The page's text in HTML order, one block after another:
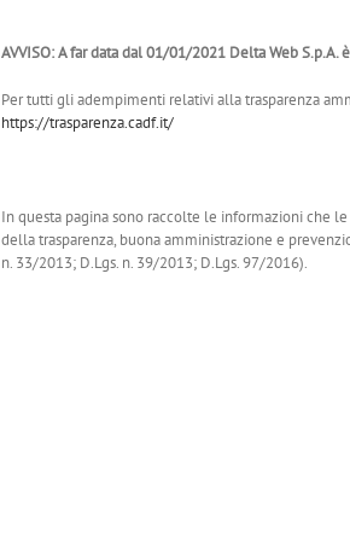
AVVISO: A far data dal 01/01/2021 Delta Web S.p.A.
Per tutti gli adempimenti relativi alla trasparenza
https://trasparenza.cadf.it/
In questa pagina sono raccolte le informazioni che
della trasparenza, buona amministrazione e
n. 33/2013; D.Lgs. n. 39/2013; D.Lgs. 97/2016).